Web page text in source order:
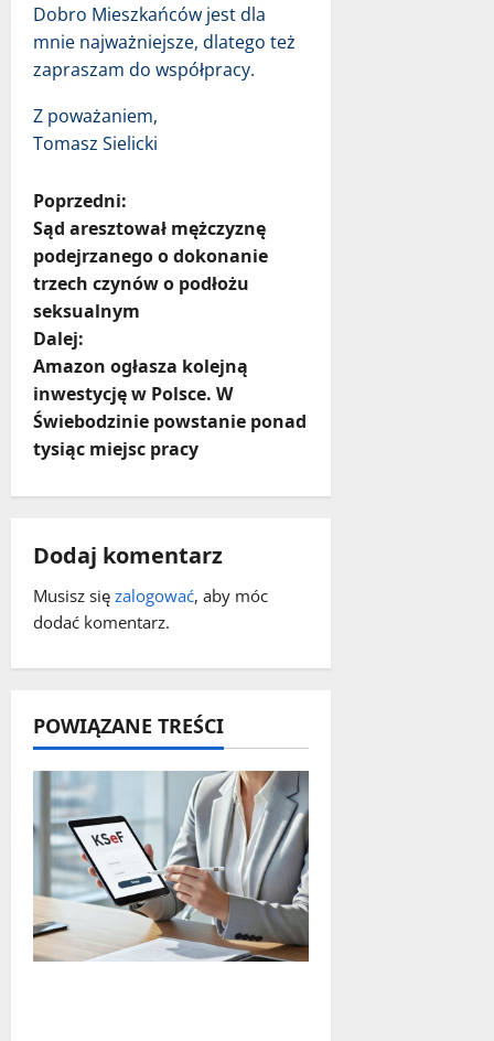
Dobro Mieszkańców jest dla
mnie najważniejsze, dlatego też
zapraszam do współpracy.
Z poważaniem,
Tomasz Sielicki
Z
o
b
a
c
z
w
i
s
y
Poprzedni:
Sąd aresztował mężczyznę
podejrzanego o dokonanie
trzech czynów o podłożu
seksualnym
Dalej:
Amazon ogłasza kolejną
inwestycję w Polsce. W
Świebodzinie powstanie ponad
tysiąc miejsc pracy
Dodaj komentarz
Musisz się zalogować, aby móc
dodać komentarz.
POWIĄZANE TREŚCI